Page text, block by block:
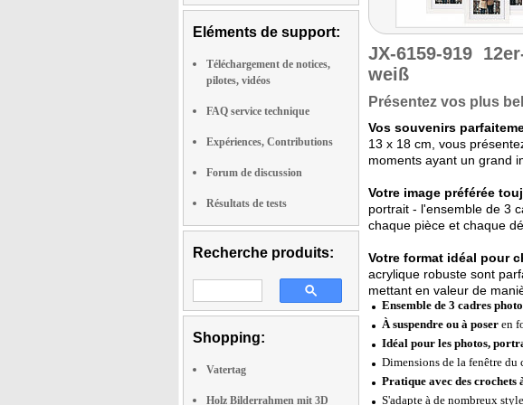
Eléments de support:
Téléchargement de notices,
pilotes, vidéos
FAQ service technique
Expériences, Contributions
Forum de discussion
Résultats de tests
Recherche produits:
Shopping:
Vatertag
Holz Bilderrahmen mit 3D
JX-6159-919
weiß
Présentez vos plus
Vos souvenirs
13 x 18 cm, vous
moments ayant un grand
Votre image préférée
portrait - l'ensemble de 3
chaque pièce et chaque
Votre format idéal pour
acrylique robuste sont
mettant en valeur de
Ensemble de 3 cadres photo
À suspendre ou à poser en
Idéal pour les photos,
Dimensions de la fenêtre
Pratique avec des crochets
S'adapte à de nombreux